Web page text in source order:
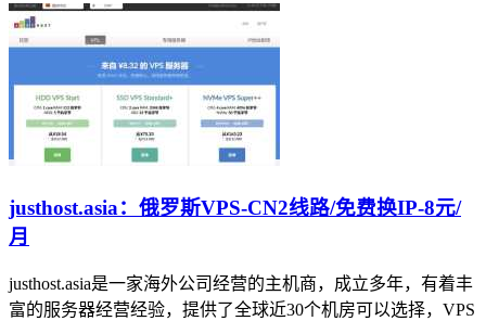
justhost.asia：俄罗斯VPS-CN2线路/免费换IP-8元/
月
justhost.asia是一家海外公司经营的主机商，成立多年，有着丰
富的服务器经营经验，提供了全球近30个机房可以选择，VPS